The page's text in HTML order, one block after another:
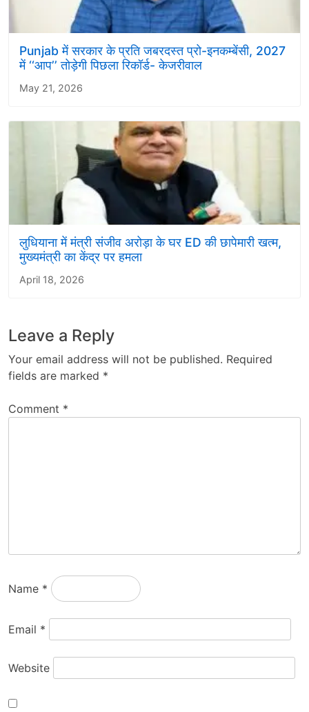
Punjab में सरकार के प्रति जबरदस्त प्रो-इनकम्बेंसी, 2027
में ‘‘आप’’ तोड़ेगी पिछला रिकॉर्ड- केजरीवाल
May 21, 2026
लुधियाना में मंत्री संजीव अरोड़ा के घर ED की छापेमारी खत्म,
मुख्यमंत्री का केंद्र पर हमला
April 18, 2026
Leave a Reply
Your email address will not be published. Required
fields are marked *
Comment *
Name *
Email *
Website